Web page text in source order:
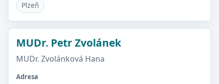
Plzeň
MUDr. Petr Zvolánek
MUDr. Zvolánková Hana
Adresa